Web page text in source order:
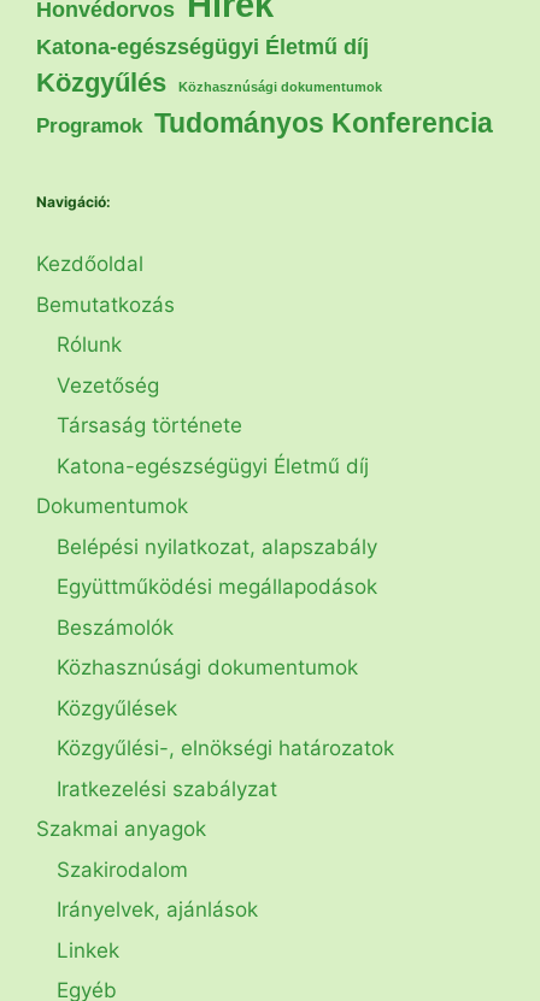
Honvédorvos
Katona-egészségügyi Életmű díj
Közgyűlés Közhasznúsági dokumentumok
Programok Tudományos Konferencia
Navigáció:
Kezdőoldal
Bemutatkozás
Rólunk
Vezetőség
Társaság története
Katona-egészségügyi Életmű díj
Dokumentumok
Belépési nyilatkozat, alapszabály
Együttműködési megállapodások
Beszámolók
Közhasznúsági dokumentumok
Közgyűlések
Közgyűlési-, elnökségi határozatok
Iratkezelési szabályzat
Szakmai anyagok
Szakirodalom
Irányelvek, ajánlások
Linkek
Egyéb